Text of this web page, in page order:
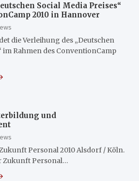
Social Media Preises“
2010 in Hannover
die Verleihung des „Deutschen
im Rahmen des ConventionCamp
und
Personal 2010 Alsdorf / Köln.
Zukunft Personal…